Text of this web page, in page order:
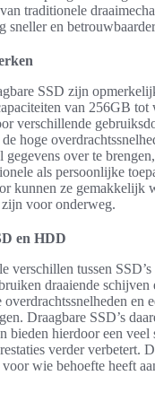
traditionele
sneller en
SSD zijn
van 256GB
verschillende
hoge
gegevens over te
als persoonlijke
kunnen ze gemakkelijk
voor onderweg.
en HDD
verschillen tussen
draaiende schijven
en
Draagbare SSD’s
bieden hierdoor een veel
verder verbetert.
wie behoefte heeft